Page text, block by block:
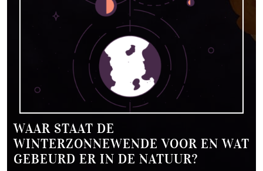
WAAR STAAT DE
WINTERZONNEWENDE VOOR EN WAT
GEBEURD ER IN DE NATUUR?